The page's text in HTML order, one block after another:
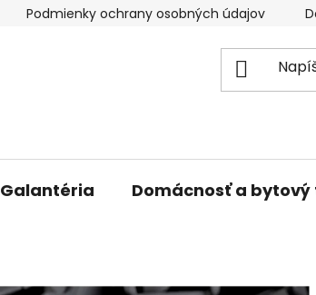
Podmienky ochrany osobných údajov
Galantéria Domácnosť a